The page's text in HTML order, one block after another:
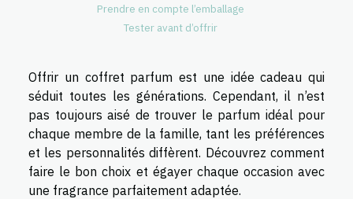
Prendre en compte l’emballage
Tester avant d’offrir
Offrir un coffret parfum est une idée cadeau qui
séduit toutes les générations. Cependant, il n’est
pas toujours aisé de trouver le parfum idéal pour
chaque membre de la famille, tant les préférences
et les personnalités diffèrent. Découvrez comment
faire le bon choix et égayer chaque occasion avec
une fragrance parfaitement adaptée.